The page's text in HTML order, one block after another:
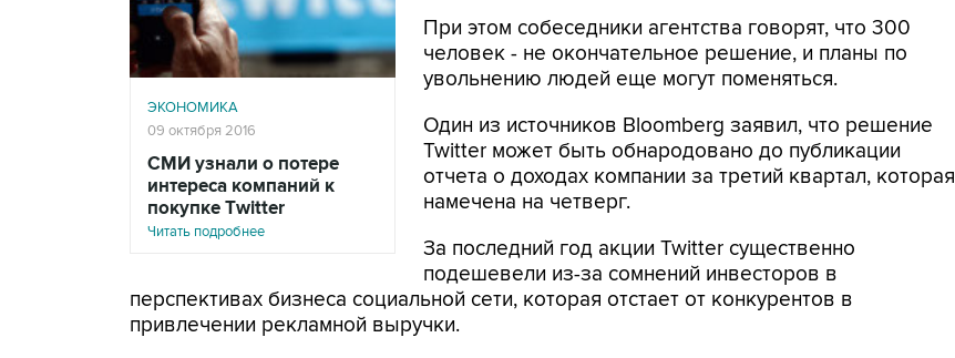
ЭКОНОМИКА
09 октября 2016
СМИ узнали о потере
интереса компаний к
покупке Twitter
Читать подробнее
При этом собеседники агентства говорят, что 300
человек - не окончательное решение, и планы по
увольнению людей еще могут поменяться.
Один из источников Bloomberg заявил, что решение
Twitter может быть обнародовано до публикации
отчета о доходах компании за третий квартал, которая
намечена на четверг.
За последний год акции Twitter существенно
подешевели из-за сомнений инвесторов в
перспективах бизнеса социальной сети, которая отстает от конкурентов в
привлечении рекламной выручки.